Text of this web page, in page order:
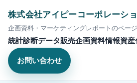
株式会社アイピーコーポレーシ
企画資料・マーケティングレポートのページ
統計診断データ販売企画資料情報資産
お問い合わせ